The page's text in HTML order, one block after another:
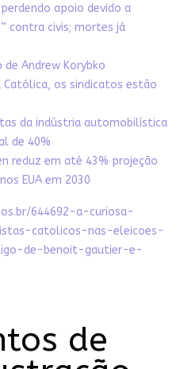
apoio devido a
contra civis; mortes já
Andrew Korybko
Católica, os sindicatos estão
da indústria automobilística
de 40%
reduz em até 43% projeção
EUA em 2030
644692-a-curiosa-
catolicos-nas-eleicoes-
de-benoit-gautier-e-
de